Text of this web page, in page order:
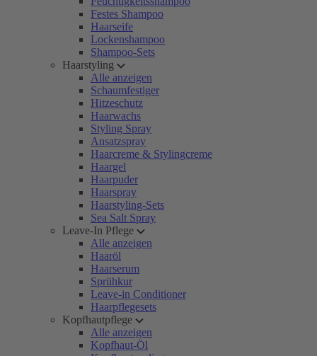
Festes Shampoo
Haarseife
Lockenshampoo
Shampoo-Sets
Haarstyling
Alle anzeigen
Schaumfestiger
Hitzeschutz
Haarwachs
Styling Spray
Ansatzspray
Haarcreme & Stylingcreme
Haargel
Haarpuder
Haarspray
Haarstyling-Sets
Sea Salt Spray
Leave-In Pflege
Alle anzeigen
Haaröl
Haarserum
Sprühkur
Leave-in Conditioner
Haarpflegesets
Kopfhautpflege
Alle anzeigen
Kopfhaut-Öl